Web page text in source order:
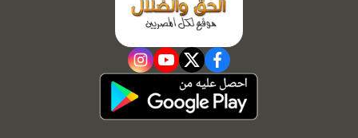
facebook
twitter
youtube
instagram